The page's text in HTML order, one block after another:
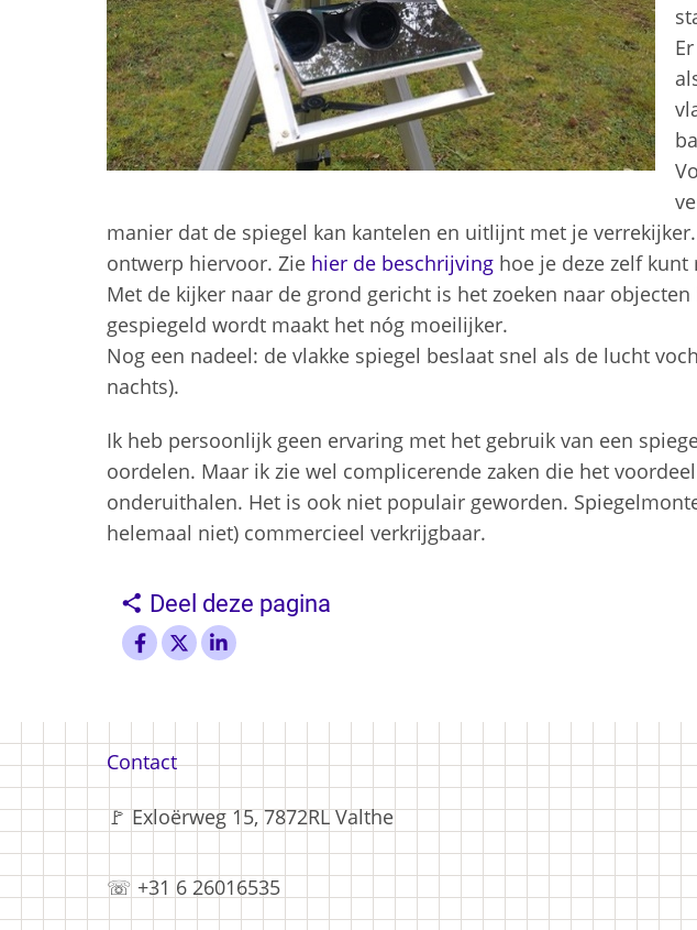
manier dat de spiegel kan kantelen en uitlijnt met je
ontwerp hiervoor. Zie hier de beschrijving hoe je deze zelf kunt
Met de kijker naar de grond gericht is het zoeken naar
gespiegeld wordt maakt het nóg moeilijker.
Nog een nadeel: de vlakke spiegel beslaat snel als de lucht
nachts).
Ik heb persoonlijk geen ervaring met het gebruik van een
oordelen. Maar ik zie wel complicerende zaken die het
onderuithalen. Het is ook niet populair geworden.
helemaal niet) commercieel verkrijgbaar.
Deel deze pagina
Voet
Contact
🚩 Exloërweg 15, 7872RL Valthe
☏ +31 6 26016535